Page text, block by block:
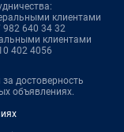
клиентами
982 640 34 32
клиентами
402 4056
за достоверность
объявлениях.